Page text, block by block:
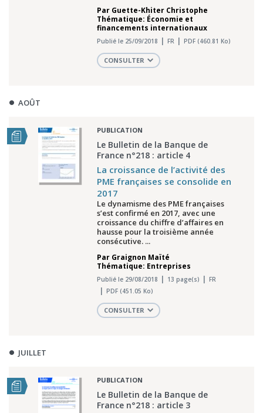
Par Guette-Khiter Christophe
Thématique: Économie et
financements internationaux
Publié le 25/09/2018 FR PDF (460.81 Ko)
CONSULTER
AOÛT
PUBLICATION
Le Bulletin de la Banque de
France n°218 : article 4
La croissance de l’activité des
PME françaises se consolide en
2017
Le dynamisme des PME françaises
s’est confirmé en 2017, avec une
croissance du chiffre d’affaires en
hausse pour la troisième année
consécutive. ...
Par Graignon Maïté
Thématique: Entreprises
Publié le 29/08/2018 13 page(s)
FR
PDF (451.05 Ko)
CONSULTER
JUILLET
PUBLICATION
Le Bulletin de la Banque de
France n°218 : article 3